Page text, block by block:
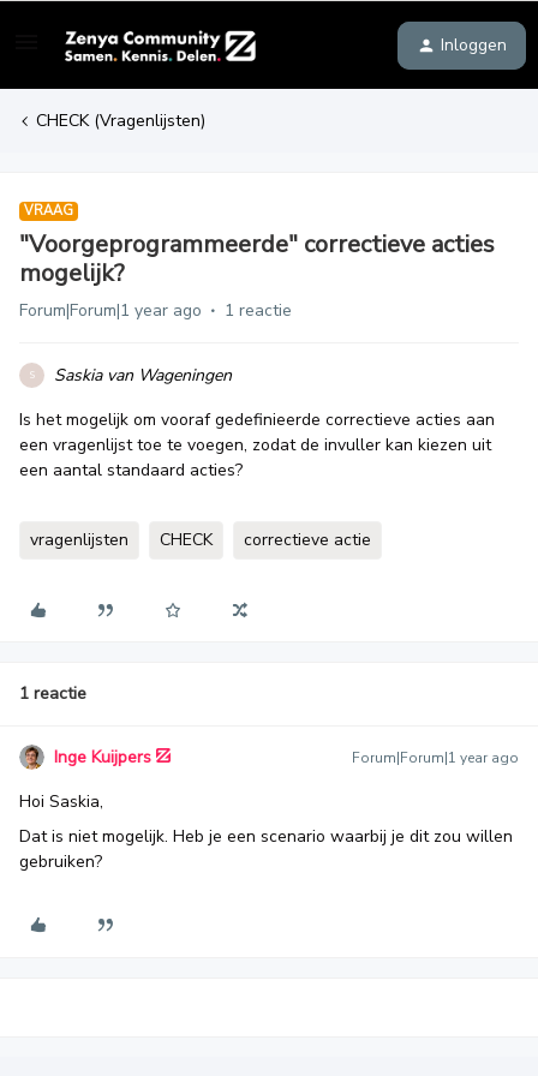
Inloggen
CHECK (Vragenlijsten)
VRAAG
"Voorgeprogrammeerde" correctieve acties
mogelijk?
Forum|Forum|1 year ago 1 reactie
S
Saskia van Wageningen
Is het mogelijk om vooraf gedefinieerde correctieve acties aan
een vragenlijst toe te voegen, zodat de invuller kan kiezen uit
een aantal standaard acties?
vragenlijsten CHECK correctieve actie
1 reactie
Inge Kuijpers Forum|Forum|1 year ago
Hoi Saskia,
Dat is niet mogelijk. Heb je een scenario waarbij je dit zou willen
gebruiken?